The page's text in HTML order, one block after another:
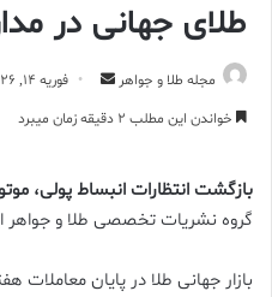
طلای جهانی در
مجله طلا و جواهر
ارسال فوریه 14, 2026
خواندن این مطلب 2 دقیقه زمان میبرد
بازگشت انتظارات انبساط پولی،
گروه نشریات تخصصی طلا و جواهر
بازار جهانی طلا در پایان معاملات